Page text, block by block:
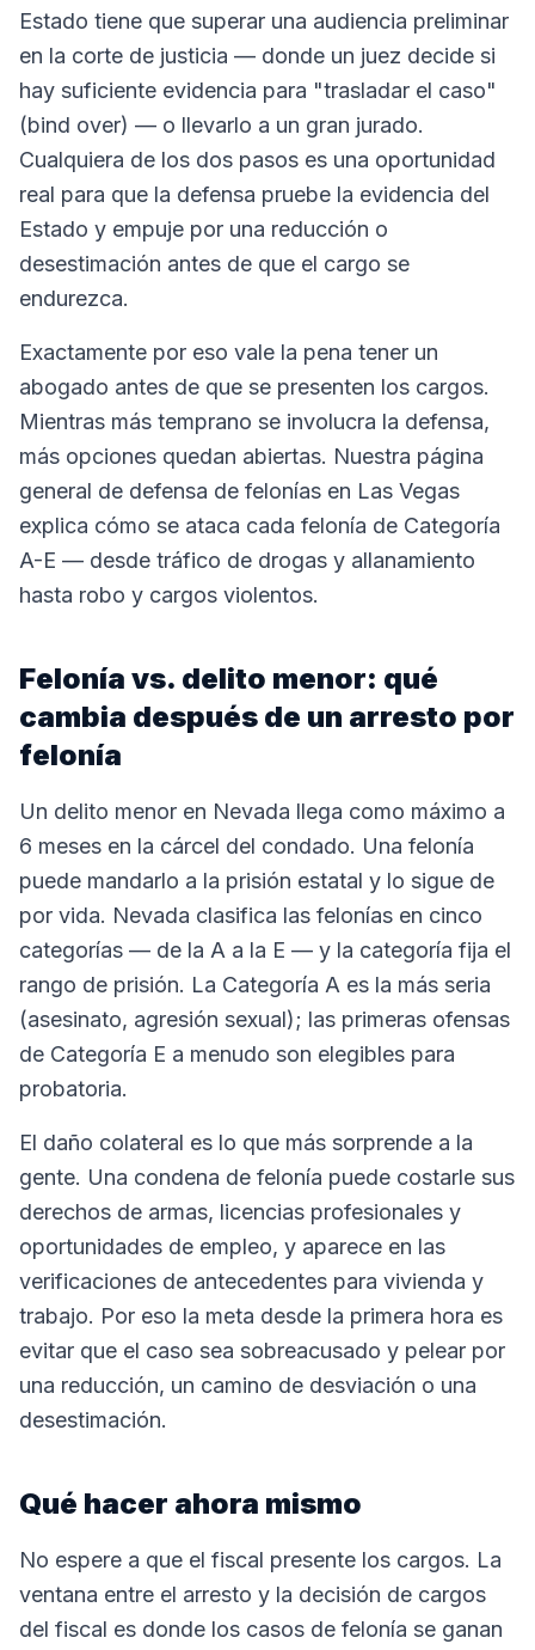
Estado tiene que superar una audiencia preliminar
en la corte de justicia — donde un juez decide si
hay suficiente evidencia para "trasladar el caso"
(bind over) — o llevarlo a un gran jurado.
Cualquiera de los dos pasos es una oportunidad
real para que la defensa pruebe la evidencia del
Estado y empuje por una reducción o
desestimación antes de que el cargo se
endurezca.
Exactamente por eso vale la pena tener un
abogado antes de que se presenten los cargos.
Mientras más temprano se involucra la defensa,
más opciones quedan abiertas. Nuestra página
general de defensa de felonías en Las Vegas
explica cómo se ataca cada felonía de Categoría
A-E — desde tráfico de drogas y allanamiento
hasta robo y cargos violentos.
Felonía vs. delito menor: qué
cambia después de un arresto por
felonía
Un delito menor en Nevada llega como máximo a
6 meses en la cárcel del condado. Una felonía
puede mandarlo a la prisión estatal y lo sigue de
por vida. Nevada clasifica las felonías en cinco
categorías — de la A a la E — y la categoría fija el
rango de prisión. La Categoría A es la más seria
(asesinato, agresión sexual); las primeras ofensas
de Categoría E a menudo son elegibles para
probatoria.
El daño colateral es lo que más sorprende a la
gente. Una condena de felonía puede costarle sus
derechos de armas, licencias profesionales y
oportunidades de empleo, y aparece en las
verificaciones de antecedentes para vivienda y
trabajo. Por eso la meta desde la primera hora es
evitar que el caso sea sobreacusado y pelear por
una reducción, un camino de desviación o una
desestimación.
Qué hacer ahora mismo
No espere a que el fiscal presente los cargos. La
ventana entre el arresto y la decisión de cargos
del fiscal es donde los casos de felonía se ganan